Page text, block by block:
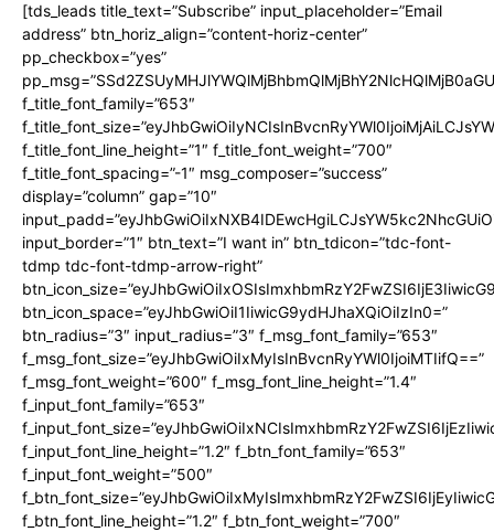
[tds_leads title_text=”Subscribe” input_placeholder=”Email
address” btn_horiz_align=”content-horiz-center”
pp_checkbox=”yes”
f_title_font_family=”653″
f_title_font_line_height=”1″ f_title_font_weight=”700″
f_title_font_spacing=”-1″ msg_composer=”success”
display=”column” gap=”10″
input_border=”1″ btn_text=”I want in” btn_tdicon=”tdc-font-
tdmp tdc-font-tdmp-arrow-right”
btn_icon_space=”eyJhbGwiOiI1IiwicG9ydHJhaXQiOiIzIn0=”
btn_radius=”3″ input_radius=”3″ f_msg_font_family=”653″
f_msg_font_size=”eyJhbGwiOiIxMyIsInBvcnRyYWl0IjoiMTIifQ==”
f_msg_font_weight=”600″ f_msg_font_line_height=”1.4″
f_input_font_family=”653″
f_input_font_line_height=”1.2″ f_btn_font_family=”653″
f_input_font_weight=”500″
f_btn_font_line_height=”1.2″ f_btn_font_weight=”700″